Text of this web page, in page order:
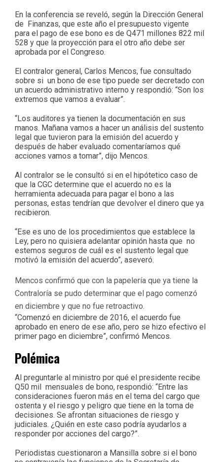
En la conferencia se reveló, según la Dirección General
de Finanzas, que este año el presupuesto vigente
para el pago de ese bono es de Q471 millones 822 mil
528 y que la proyección para el otro año debe ser
aprobada por el Congreso.
El contralor general, Carlos Mencos, fue consultado
sobre si un bono de ese tipo puede ser decretado con
un acuerdo administrativo interno y respondió: “Son los
extremos que vamos a evaluar”.
“Los auditores ya tienen la documentación en sus
manos. Mañana vamos a hacer un análisis del sustento
legal que tuvieron para la emisión del acuerdo y
después de haber evaluado comentaríamos qué
acciones vamos a tomar”, dijo Mencos.
Al contralor se le consultó si en el hipótetico caso de
que la CGC determine que el acuerdo no es la
herramienta adecuada para pagar el bono a las
personas, estas tendrían que devolver el dinero que ya
recibieron.
“Ese es uno de los procedimientos que establece la
Ley, pero no quisiera adelantar opinión hasta que no
estemos seguros de cuál es el sustento legal que
motivó la emisión del acuerdo”, aseveró.
Mencos confirmó que con la papelería que ya tiene la
Contraloría se pudo determinar que el pago comenzó
en diciembre y que no fue retroactivo.
“Comenzó en diciembre de 2016, el acuerdo fue
aprobado en enero de ese año, pero se hizo efectivo el
primer pago en diciembre”, confirmó Mencos.
Polémica
Al preguntarle al ministro por qué el presidente recibe
Q50 mil mensuales de bono, respondió: “Entre las
consideraciones fueron más en el tema del cargo que
ostenta y el riesgo y peligro que tiene en la toma de
decisiones. Se afrontan situaciones de riesgo y
judiciales. ¿Quién en este caso podría ayudarlos a
responder por acciones del cargo?”.
Periodistas cuestionaron a Mansilla sobre si el bono